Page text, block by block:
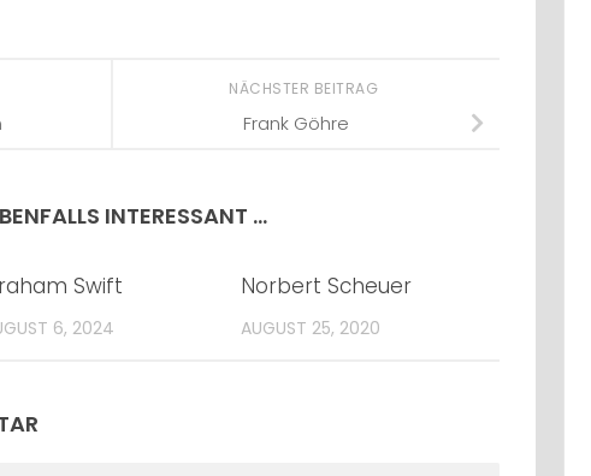
NÄCHSTER BEITRAG
Frank Göhre
INTERESSANT …
Swift
6, 2024
Norbert Scheuer
AUGUST 25, 2020